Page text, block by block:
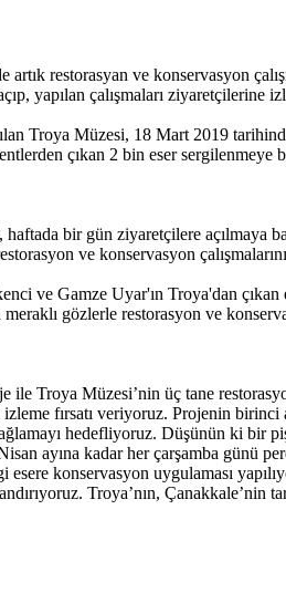
restorasyan ve konservasyon
yapılan çalışmaları ziyaretçilerine
Troya Müzesi, 18 Mart 2019
çıkan 2 bin eser sergilenmeye
bir gün ziyaretçilere açılmaya
ve konservasyon
ve Gamze Uyar'ın Troya'dan çıkan
gözlerle restorasyon ve
Troya Müzesi’nin üç tane
fırsatı veriyoruz. Projenin
hedefliyoruz. Düşünün ki bir
ayına kadar her çarşamba günü
konservasyon uygulaması
Troya’nın,